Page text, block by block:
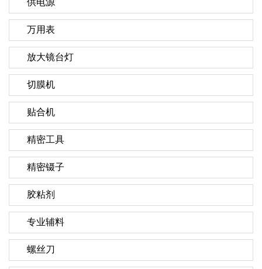
供电源
万用表
放大镜台灯
切膜机
贴合机
精密工具
精密镊子
胶粘剂
专业辅料
螺丝刀